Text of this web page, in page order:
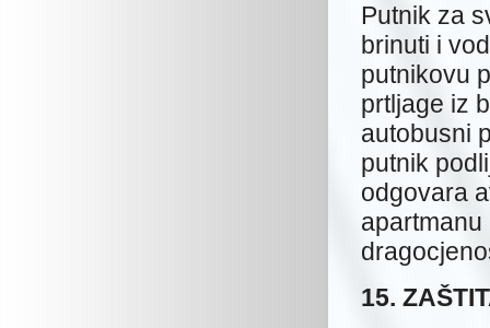
Putnik za
brinuti i
putnikovu
prtljage iz
autobusni
putnik
odgovara
15.